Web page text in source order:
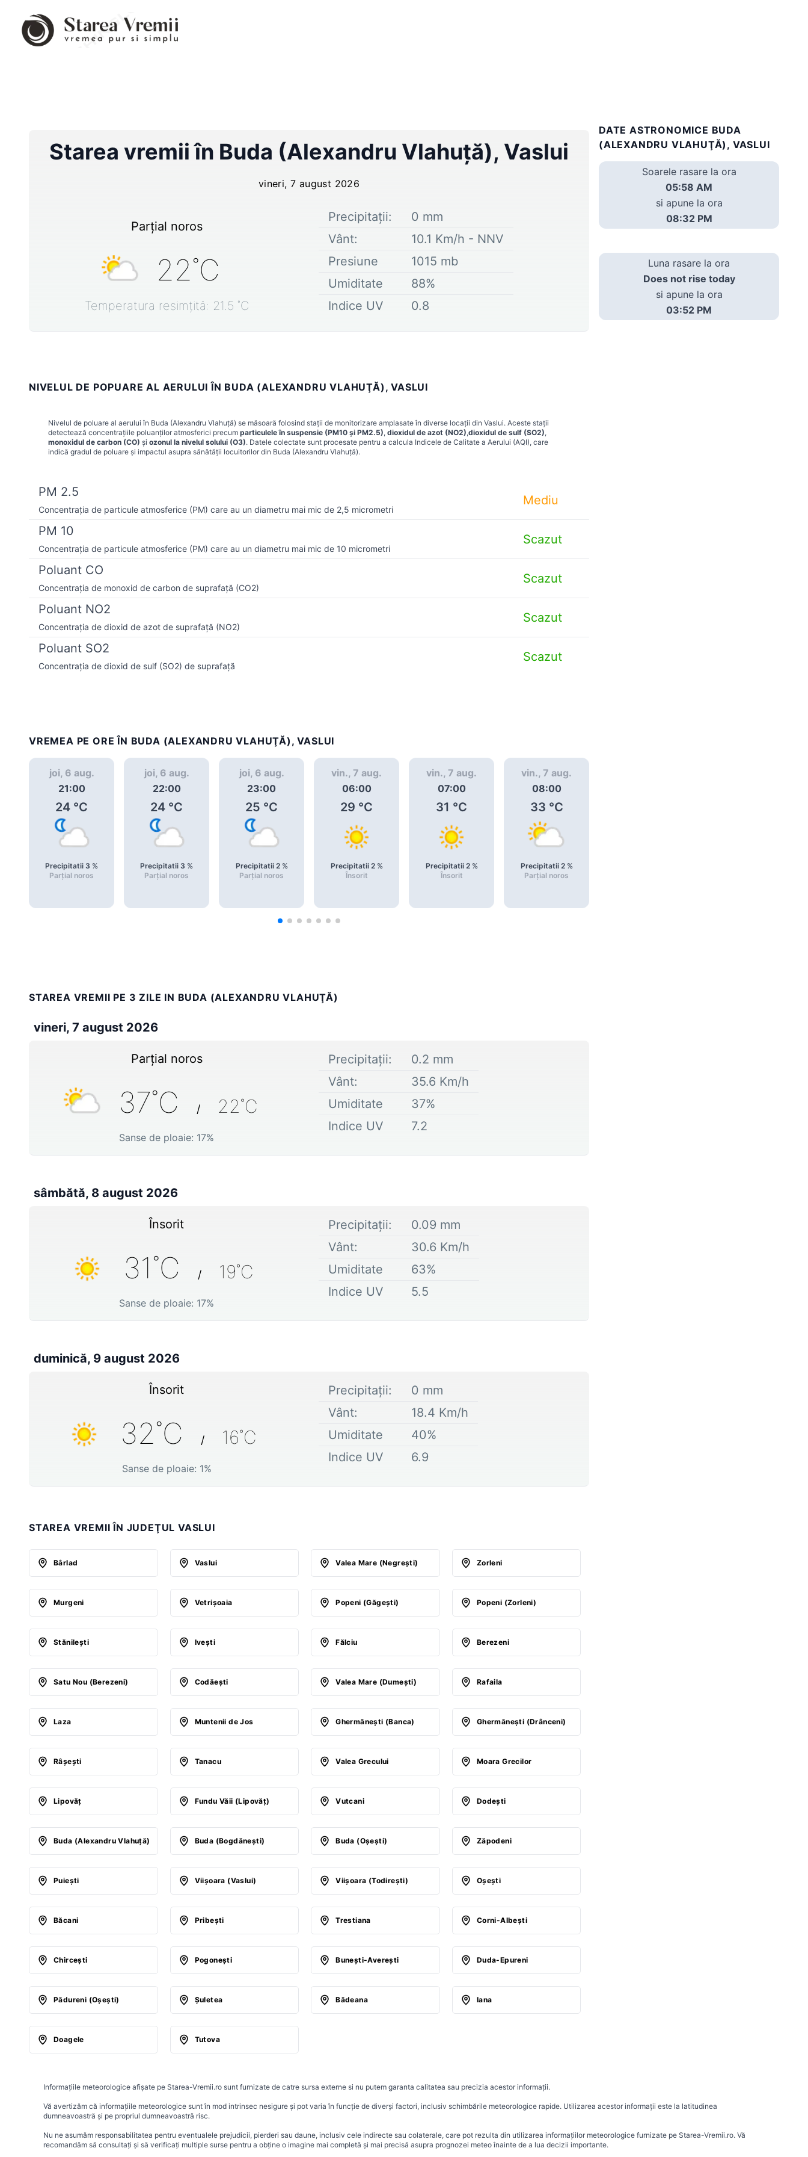
Starea vremii în Buda (Alexandru Vlahuţă), Vaslui
vineri, 7 august 2026
Parțial noros
22˚C
Temperatura resimțită: 21.5 ˚C
Precipitații: 0 mm
Vânt:
10.1 Km/h - NNV
Presiune
1015 mb
Umiditate
88%
Indice UV
0.8
NIVELUL DE POPUARE AL AERULUI ÎN BUDA (ALEXANDRU VLAHUŢĂ), VASLUI
Nivelul de poluare al aerului în Buda (Alexandru Vlahuţă) se măsoară folosind stații de monitorizare amplasate în diverse locații din Vaslui. Aceste stații
detectează concentrațiile poluanților atmosferici precum particulele în suspensie (PM10 și PM2.5), dioxidul de azot (NO2),dioxidul de sulf (SO2),
monoxidul de carbon (CO) și ozonul la nivelul solului (O3). Datele colectate sunt procesate pentru a calcula Indicele de Calitate a Aerului (AQI), care
indică gradul de poluare și impactul asupra sănătății locuitorilor din Buda (Alexandru Vlahuţă).
PM 2.5
Concentrația de particule atmosferice (PM) care au un diametru mai mic de 2,5 micrometri
Mediu
PM 10
Concentrația de particule atmosferice (PM) care au un diametru mai mic de 10 micrometri
Scazut
Poluant CO
Concentrația de monoxid de carbon de suprafață (CO2)
Scazut
Poluant NO2
Concentrația de dioxid de azot de suprafață (NO2)
Scazut
Poluant SO2
Concentrația de dioxid de sulf (SO2) de suprafață
Scazut
VREMEA PE ORE ÎN BUDA (ALEXANDRU VLAHUŢĂ), VASLUI
joi, 6 aug.
21:00
24 °C
Precipitatii 3 %
Parțial noros
joi, 6 aug.
22:00
24 °C
Precipitatii 3 %
Parțial noros
joi, 6 aug.
23:00
25 °C
Precipitatii 2%
Parțial noros
vin., 7 aug.
06:00
29 °C
Precipitatii 2%
Însorit
vin., 7 aug.
07:00
31 °C
Precipitatii 2%
Însorit
vin., 7 aug.
08:00
33 °C
Precipitatii 2%
Parțial noros
STAREA VREMII PE 3 ZILE IN BUDA (ALEXANDRU VLAHUŢĂ)
vineri, 7 august 2026
Parțial noros
37˚C / 22˚C
Sanse de ploaie: 17%
Precipitații: 0.2 mm
Vânt:
35.6 Km/h
Umiditate
37%
Indice UV
7.2
sâmbătă, 8 august 2026
Însorit
31˚C / 19˚C
Sanse de ploaie: 17%
Precipitații: 0.09 mm
Vânt:
30.6 Km/h
Umiditate
63%
Indice UV
5.5
duminică, 9 august 2026
Însorit
32˚C / 16˚C
Sanse de ploaie: 1%
Precipitații: 0 mm
Vânt:
18.4 Km/h
Umiditate
40%
Indice UV
6.9
STAREA VREMII ÎN JUDEŢUL VASLUI
DATE ASTRONOMICE BUDA
(ALEXANDRU VLAHUŢĂ), VASLUI
Soarele rasare la ora
05:58 AM
si apune la ora
08:32 PM
Luna rasare la ora
Does not rise today
si apune la ora
03:52 PM
Bârlad Vaslui Valea Mare (Negreşti) Zorleni
Murgeni Vetrişoaia Popeni (Găgeşti) Popeni (Zorleni)
Stănileşti Iveşti Fălciu Berezeni
Satu Nou (Berezeni) Codăeşti Valea Mare (Dumeşti) Rafaila
Laza Muntenii de Jos Ghermăneşti (Banca) Ghermăneşti (Drânceni)
Râşeşti Tanacu Valea Grecului Moara Grecilor
Lipovăţ Fundu Văii (Lipovăţ) Vutcani Dodeşti
Buda (Alexandru Vlahuţă) Buda (Bogdăneşti) Buda (Oşeşti) Zăpodeni
Puieşti Viişoara (Vaslui) Viişoara (Todireşti) Oşeşti
Băcani Pribeşti Trestiana Corni-Albeşti
Chirceşti Pogoneşti Buneşti-Avereşti Duda-Epureni
Pădureni (Oşeşti) Şuletea Bădeana Iana
Doagele Tutova
Informațiile meteorologice afișate pe Starea-Vremii.ro sunt furnizate de catre sursa externe si nu putem garanta calitatea sau precizia acestor informații.
Vă avertizăm că informațiile meteorologice sunt în mod intrinsec nesigure și pot varia în funcție de diverși factori, inclusiv schimbările meteorologice rapide. Utilizarea acestor informații este la latitudinea
dumneavoastră și pe propriul dumneavoastră risc.
Nu ne asumăm responsabilitatea pentru eventualele prejudicii, pierderi sau daune, inclusiv cele indirecte sau colaterale, care pot rezulta din utilizarea informațiilor meteorologice furnizate pe Starea-Vremii.ro. Vă
recomandăm să consultați și să verificați multiple surse pentru a obține o imagine mai completă și mai precisă asupra prognozei meteo înainte de a lua decizii importante.